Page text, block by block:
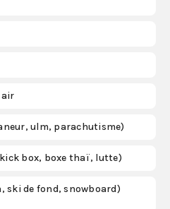
ulm, parachutisme)
box, boxe thaï, lutte)
ski de fond, snowboard)